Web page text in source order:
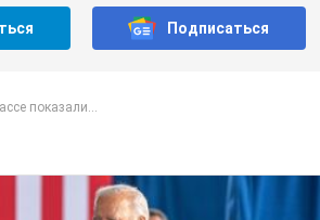
Джо Байдена
симптом, который
его "агрессивном" раке